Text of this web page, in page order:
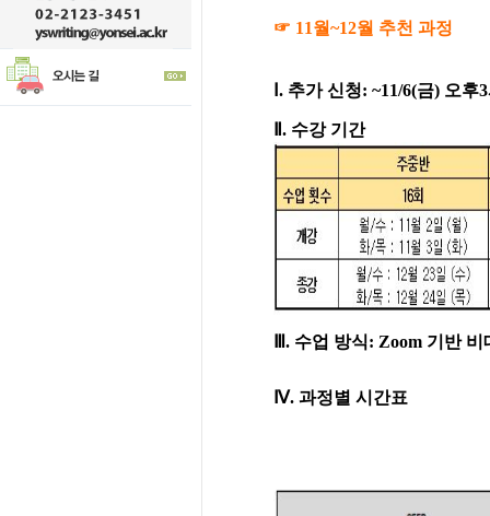
☞ 11월~12월 추천 과정
Ⅰ. 추가 신청: ~11/6(금) 오후
Ⅱ. 수강 기간
. 수업 방식: Zoom 기반
Ⅳ. 과정별 시간표